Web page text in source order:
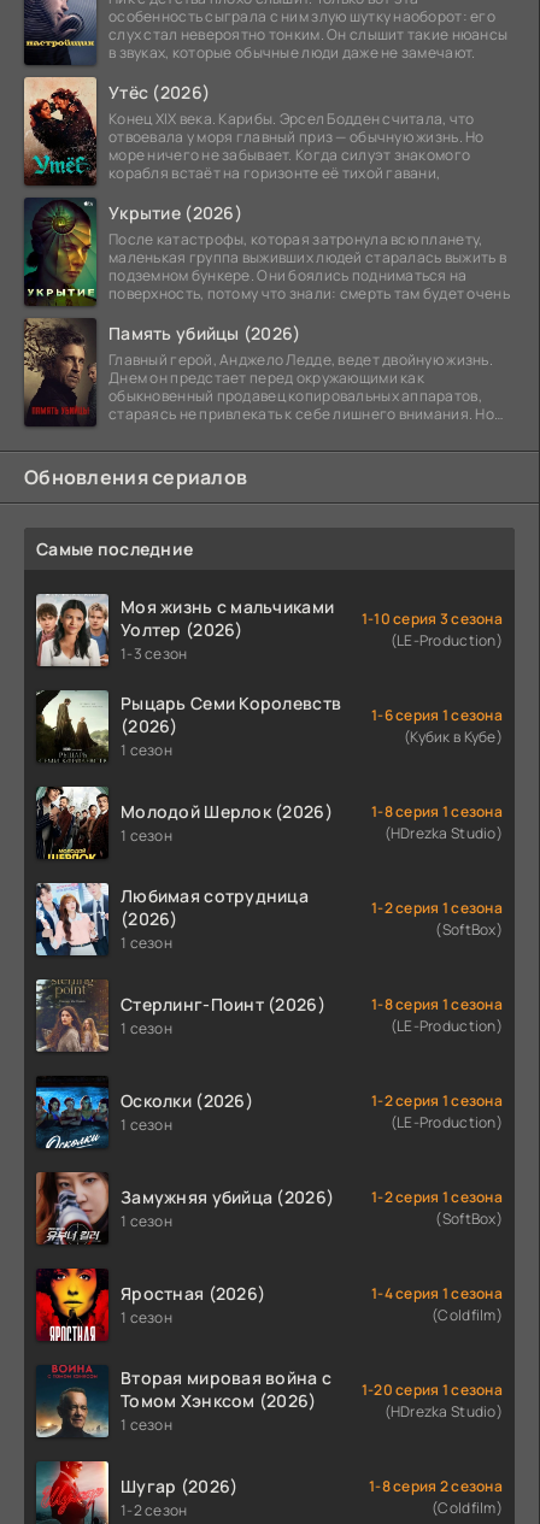
особенность сыграла с ним злую шутку наоборот: его
слух стал невероятно тонким. Он слышит такие нюансы
в звуках, которые обычные люди даже не замечают.
Утёс (2026)
Конец XIX века. Карибы. Эрсел Бодден считала, что
отвоевала у моря главный приз — обычную жизнь. Но
море ничего не забывает. Когда силуэт знакомого
корабля встаёт на горизонте её тихой гавани,
Укрытие (2026)
После катастрофы, которая затронула всю планету,
маленькая группа выживших людей старалась выжить в
подземном бункере. Они боялись подниматься на
поверхность, потому что знали: смерть там будет очень
Память убийцы (2026)
Главный герой, Анджело Ледде, ведет двойную жизнь.
Днем он предстает перед окружающими как
обыкновенный продавец копировальных аппаратов,
стараясь не привлекать к себе лишнего внимания. Но
Обновления сериалов
Самые последние
Моя жизнь с мальчиками
Уолтер (2026)
1-3 сезон
1-10 серия 3 сезона
(LE-Production)
Рыцарь Семи Королевств
(2026)
1 сезон
1-6 серия 1 сезона
(Кубик в Кубе)
Молодой Шерлок (2026)
1 сезон
1-8 серия 1 сезона
(HDrezka Studio)
Любимая сотрудница
(2026)
1 сезон
1-2 серия 1 сезона
(SoftBox)
Стерлинг-Поинт (2026)
1 сезон
1-8 серия 1 сезона
(LE-Production)
Осколки (2026)
1 сезон
1-2 серия 1 сезона
(LE-Production)
Замужняя убийца (2026)
1 сезон
1-2 серия 1 сезона
(SoftBox)
Яростная (2026)
1 сезон
1-4 серия 1 сезона
(Coldfilm)
Вторая мировая война с
Томом Хэнксом (2026)
1 сезон
1-20 серия 1 сезона
(HDrezka Studio)
Шугар (2026)
1-2 сезон
1-8 серия 2 сезона
(Coldfilm)